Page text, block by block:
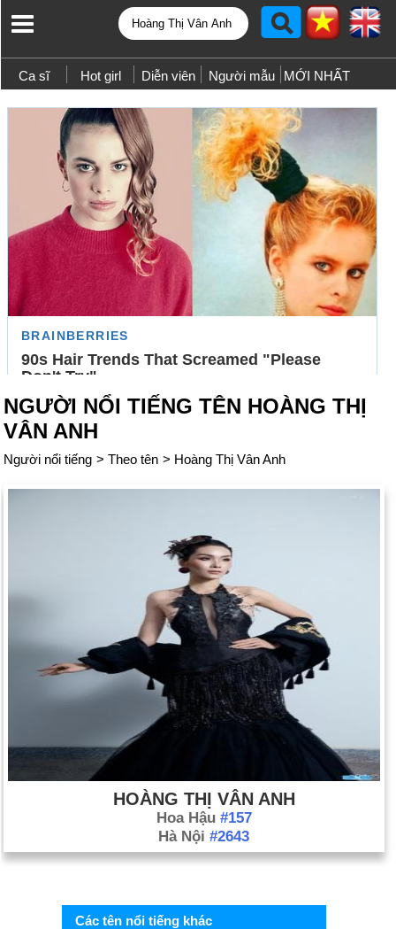
Ca sĩ Hot girl Diễn viên Người mẫu MỚI NHẤT
NGƯỜI NỔI TIẾNG TÊN HOÀNG THỊ
VÂN ANH
Người nổi tiếng > Theo tên > Hoàng Thị Vân Anh
HOÀNG THỊ VÂN ANH
Hoa Hậu #157
Hà Nội #2643
Các tên nổi tiếng khác